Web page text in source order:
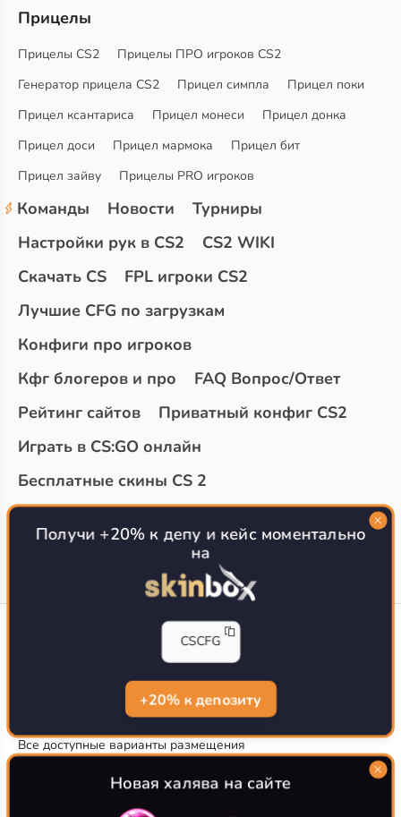
Прицелы
Прицелы CS2
Прицелы ПРО игроков CS2
Генератор прицела CS2
Прицел симпла
Прицел поки
Прицел ксантариса
Прицел монеси
Прицел донка
Прицел доси
Прицел мармока
Прицел бит
Прицел зайву
Прицелы PRO игроков
Команды Новости
Турниры
Настройки рук в CS2
CS2 WIKI
Скачать CS
FPL игроки CS2
Лучшие CFG по загрузкам
Конфиги про игроков
Кфг блогеров и про
FAQ Вопрос/Ответ
Рейтинг сайтов
Приватный конфиг CS2
Играть в CS:GO онлайн
Бесплатные скины CS 2
Топ сайтов с халявой КС 2
О проекте
CS-CONFIG.com © 2020-2026 г.
Политика конфиденциальности
РЕКЛАМА НА САЙТЕ
Все доступные варианты размещения
Согласие на обработку данных
О CS-CONFIG.COM
CFG pro CS 2 - именно это мы и размещаем на нашем
Получи +20% к депу и кейс моментально
на
CSCFG
+20% к депозиту
Новая халява на сайте